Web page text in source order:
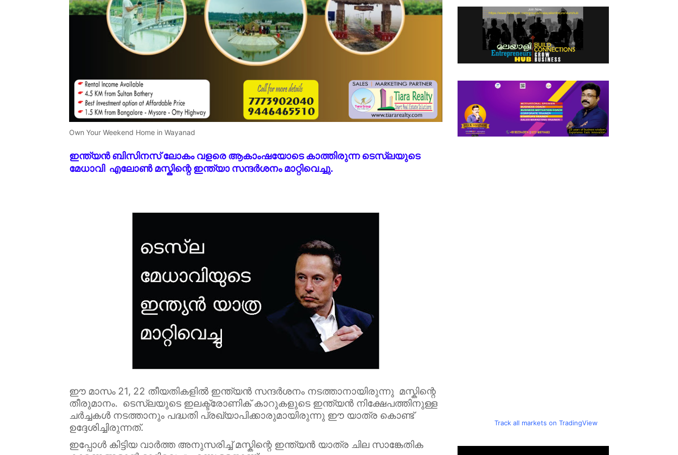
Own Your Weekend Home in Wayanad
ഇന്ത്യൻ ബിസിനസ് ലോകം വളരെ ആകാംഷയോടെ കാത്തിരുന്ന ടെസ്‌ലയുടെ
മേധാവി എലോൺ മസ്കിന്റെ ഇന്ത്യാ സന്ദർശനം മാറ്റിവെച്ചു.
ഈ മാസം 21, 22 തീയതികളിൽ ഇന്ത്യൻ സന്ദർശനം നടത്താനായിരുന്നു മസ്കിന്റെ
തീരുമാനം. ടെസ്ലയുടെ ഇലക്ട്രോണിക് കാറുകളുടെ ഇന്ത്യൻ നിക്ഷേപത്തിനുള്ള
ചർച്ചകൾ നടത്താനും പദ്ധതി പ്രഖ്യാപിക്കാരുമായിരുന്നു ഈ യാത്ര കൊണ്ട്
ഉദ്ദേശിച്ചിരുന്നത്.
ഇപ്പോൾ കിട്ടിയ വാർത്ത അനുസരിച്ച് മസ്കിന്റെ ഇന്ത്യൻ യാത്ര ചില സാങ്കേതിക
Track all markets on TradingView